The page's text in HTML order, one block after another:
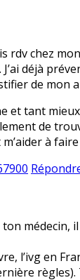
rdv chez
déjà
de mon
et tant
de
à
ton
l’ivg en